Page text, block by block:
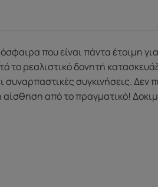
που είναι πάντα έτοιμη
το ρεαλιστικό δονητή
συγκινήσεις. Δεν
από το πραγματικό!